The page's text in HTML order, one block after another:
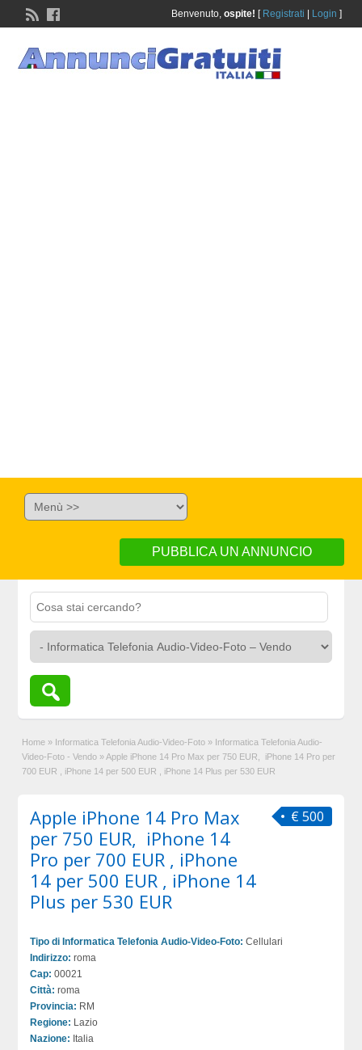
Benvenuto, ospite! [ Registrati Login ]
PUBBLICA UN ANNUNCIO
Home » Informatica Telefonia Audio-Video-Foto » Informatica Telefonia Audio-
Video-Foto - Vendo » Apple iPhone 14 Pro Max per 750 EUR, iPhone 14 Pro per
700 EUR , iPhone 14 per 500 EUR , iPhone 14 Plus per 530 EUR
€ 500
Apple iPhone 14 Pro Max
per 750 EUR, iPhone 14
Pro per 700 EUR , iPhone
14 per 500 EUR , iPhone 14
Plus per 530 EUR
Tipo di Informatica Telefonia Audio-Video-Foto: Cellulari
Indirizzo: roma
Cap: 00021
Città: roma
Provincia: RM
Regione: Lazio
Nazione: Italia